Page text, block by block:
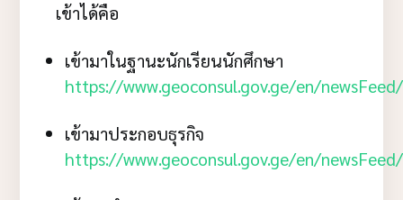
เข้าได้คือ
เข้ามาในฐานะนักเรียนนักศึกษา
https://www.geoconsul.gov.ge/en/
เข้ามาประกอบธุรกิจ
https://www.geoconsul.gov.ge/en/